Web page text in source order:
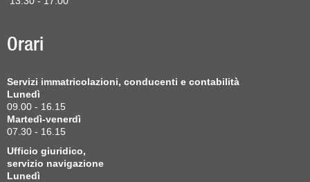
Orari
Servizi immatricolazioni, conducenti e contabilità
Lunedì
09.00 - 16.15
Martedì-venerdì
07.30 - 16.15
Ufficio giuridico,
servizio navigazione
Lunedì